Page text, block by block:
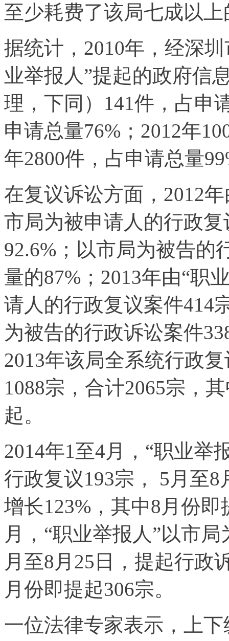
至少耗费了该局七成以
据统计，2010年，经深
业举报人”提起的政府信
理，下同）141件，占申
申请总量76%；2012年
年2800件，占申请总量
在复议诉讼方面，2012
市局为被申请人的行政
92.6%；以市局为被告的
量的87%；2013年由“职
请人的行政复议案件414
为被告的行政诉讼案件
2013年该局全系统行政
1088宗，合计2065宗，
起。
2014年1至4月，“职业举
行政复议193宗， 5月至
增长123%，其中8月份即
月，“职业举报人”以市
月至8月25日，提起行政
月份即提起306宗。
一位法律专家表示，上